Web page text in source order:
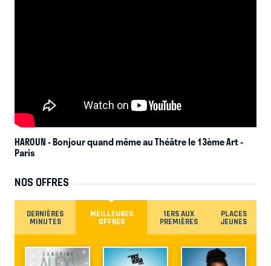
HAROUN - Bonjour quand même au Théâtre le 13ème Art-
Paris
NOS OFFRES
DERNIÈRES
MINUTES
MEILLEURES
OFFRES
1ERS AUX
PREMIÈRES
PLACES
JEUNES